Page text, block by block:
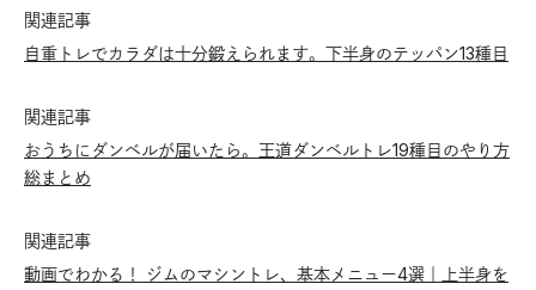
関連記事
自重トレでカラダは十分鍛えられます。下半身のテッパン13種目
関連記事
おうちにダンベルが届いたら。王道ダンベルトレ19種目のやり方
総まとめ
関連記事
動画でわかる！ ジムのマシントレ、基本メニュー4選｜上半身を